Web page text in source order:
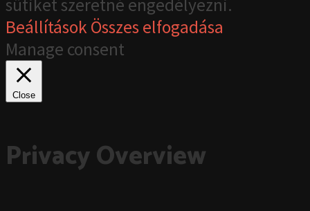
sütiket szeretné engedélyezni.
BeállításokÖsszes elfogadása
Manage consent
Close
Privacy Overview